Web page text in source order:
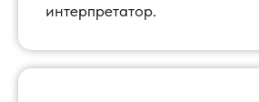
интерпретатор.